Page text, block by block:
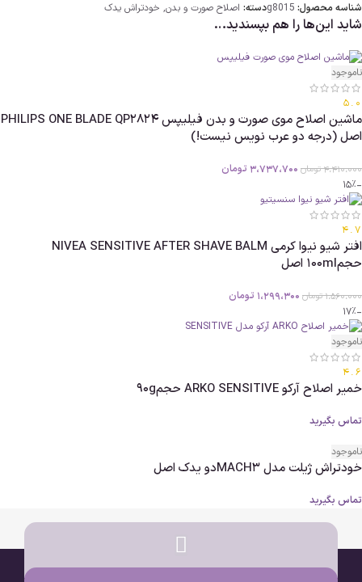
شناسه محصول: g8015دسته: اصلاح صورت و بدن, خودتراش یدک
شاید این‌ها را هم بپسندید…
ناموجود
5.0
ماشین اصلاح موی صورت و بدن فیلیپس PHILIPS ONE BLADE QP2824
اصل (درجه دو عرب نویس نیست!)
4،410،000تومان 3،737،700 تومان
-15%
4.7
افتر شیو نیوا کرمی NIVEA SENSITIVE AFTER SHAVE BALM
حجم100ml اصل
1،560،000تومان 1،299،300 تومان
-17%
ناموجود
4.6
خمیر اصلاح آرکو ARKO SENSITIVE حجم90g
تماس بگیرید
ناموجود
خودتراش ژیلت مدل MACH3دو یدک اصل
تماس بگیرید